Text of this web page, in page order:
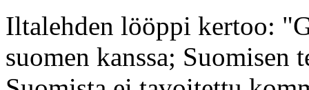
Iltalehden lööppi kertoo:
suomen kanssa;